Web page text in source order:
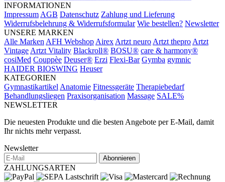
INFORMATIONEN
Impressum AGB Datenschutz Zahlung und Lieferung
Widerrufsbelehrung & Widerrufsformular Wie bestellen? Newsletter
UNSERE MARKEN
Alle Marken AFH Webshop Airex Artzt neuro Artzt thepro Artzt
Vintage Artzt Vitality Blackroll® BOSU® care & harmony®
cosiMed Couppèe Deuser® Erzi Flexi-Bar Gymba gymnic
HAIDER BIOSWING Heuser
KATEGORIEN
Gymnastikartikel Anatomie Fitnessgeräte Therapiebedarf
Behandlungsliegen Praxisorganisation Massage SALE%
NEWSLETTER
Die neuesten Produkte und die besten Angebote per E-Mail, damit
Ihr nichts mehr verpasst.
Newsletter
Abonnieren
ZAHLUNGSARTEN